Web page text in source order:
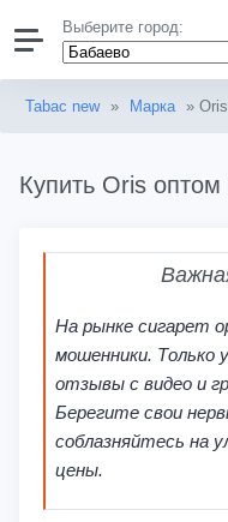
Выберите город:
Tabac new » Марка » Oris
Купить Oris
На рынке сигарет
мошенники. Только
отзывы с видео и
Берегите свои
соблазняйтесь на
цены.